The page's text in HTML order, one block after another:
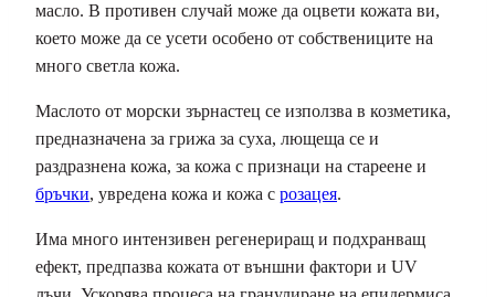
масло. В противен случай може да оцвети кожата ви,
което може да се усети особено от собствениците на
много светла кожа.
Маслото от морски зърнастец се използва в козметика,
предназначена за грижа за суха, лющеща се и
раздразнена кожа, за кожа с признаци на стареене и
бръчки, увредена кожа и кожа с розацея.
Има много интензивен регенериращ и подхранващ
ефект, предпазва кожата от външни фактори и UV